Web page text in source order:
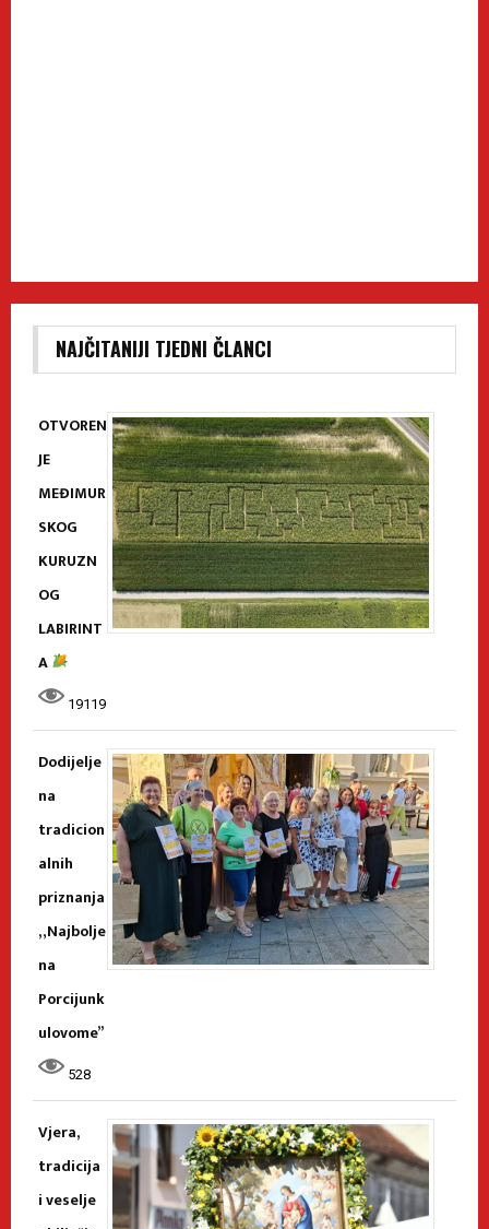
NAJČITANIJI TJEDNI ČLANCI
OTVOREN
JE
MEĐIMUR
SKOG
KURUZN
OG
LABIRINT
A
19119
Dodijelje
na
tradicion
alnih
priznanja
„Najbolje
na
Porcijunk
ulovome”
528
Vjera,
tradicija
i veselje